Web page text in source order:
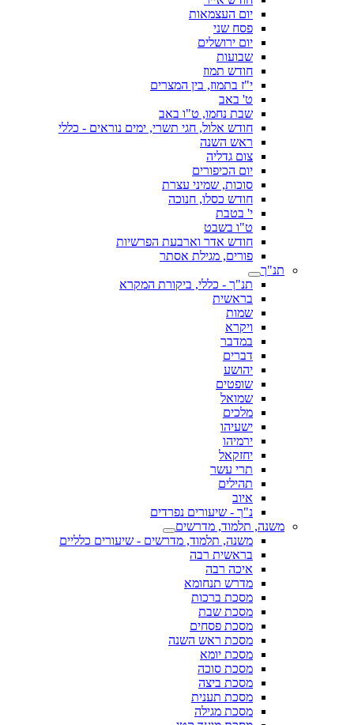
יום העצמאות
פסח שני
יום ירושלים
שבועות
חודש תמוז
י"ז בתמוז, בין המצרים
ט' באב
שבת נחמו, ט"ו באב
חודש אלול, חגי תשרי, ימים נוראים - כללי
ראש השנה
צום גדליה
יום הכיפורים
סוכות, שמיני עצרת
חודש כסלו, חנוכה
י' בטבת
ט"ו בשבט
חודש אדר וארבעת הפרשיות
פורים, מגילת אסתר
תנ"ך
תנ"ך - כללי, ביקורת המקרא
בראשית
שמות
ויקרא
במדבר
דברים
יהושע
שופטים
שמואל
מלכים
ישעיהו
ירמיהו
יחזקאל
תרי עשר
תהילים
איוב
נ"ך - שיעורים נפרדים
משנה, תלמוד, מדרשים
משנה, תלמוד, מדרשים - שיעורים כלליים
בראשית רבה
איכה רבה
מדרש תנחומא
מסכת ברכות
מסכת שבת
מסכת פסחים
מסכת ראש השנה
מסכת יומא
מסכת סוכה
מסכת ביצה
מסכת תענית
מסכת מגילה